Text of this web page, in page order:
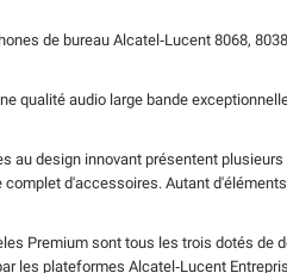
de bureau Alcatel‑Lucent 8068,
qualité audio large bande
au design innovant présentent
complet d'accessoires. Autant
Premium sont tous les trois dotés de
les plateformes Alcatel‑Lucent